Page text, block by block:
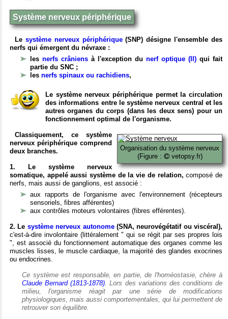
Système nerveux périphérique
Le système nerveux périphérique(SNP) désigne l'ensemble des
nerfs qui émergent du névraxe :
les nerfs crâniens à l'exception du nerf optique (II) qui fait
partie du SNC ;
les nerfs spinaux ou rachidiens,
Le système nerveux périphérique permet la circulation
des informations entre le système nerveux central et les
autres organes du corps (dans les deux sens) pour un
fonctionnement optimal de l'organisme.
Organisation du système nerveux
(Figure :
vetopsy.fr)
Classiquement, ce système
nerveux périphérique comprend
deux branches.
1. Le système nerveux
somatique, appelé aussi système de la vie de relation, composé de
nerfs, mais aussi de ganglions, est associé :
aux rapports de l'organisme avec l'environnement (récepteurs
sensoriels, fibres afférentes)
aux contrôles moteurs volontaires (fibres efférentes).
2. Le système nerveux autonome(SNA, neurovégétatif ou viscéral),
c'est-à-dire involontaire (littéralement " qui se régit par ses propres lois
", est associé du fonctionnement automatique des organes comme les
muscles lisses, le muscle cardiaque, la majorité des glandes exocrines
ou endocrines.
Ce système est responsable, en partie, de l'homéostasie, chère à
Claude Bernard (1813-1878). Lors des variations des conditions de
milieu, l'organisme réagit par une série de modifications
physiologiques, mais aussi comportementales, qui lui permettent de
retrouver son équilibre.